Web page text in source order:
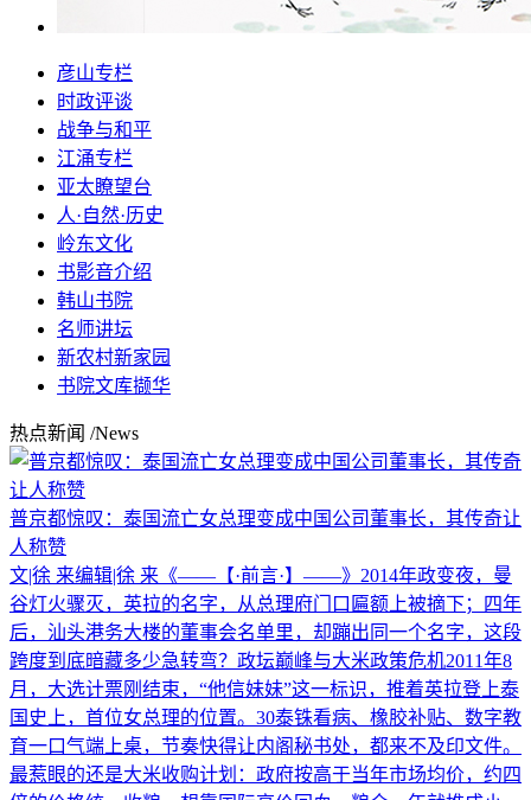
彦山专栏
时政评谈
战争与和平
江涌专栏
亚太瞭望台
人·自然·历史
岭东文化
书影音介绍
韩山书院
名师讲坛
新农村新家园
书院文库撷华
热点新闻 /News
普京都惊叹：泰国流亡女总理变成中国公司董事长，其传奇让
人称赞
文|徐 来编辑|徐 来《——【·前言·】——》2014年政变夜，曼
谷灯火骤灭，英拉的名字，从总理府门口匾额上被摘下；四年
后，汕头港务大楼的董事会名单里，却蹦出同一个名字，这段
跨度到底暗藏多少急转弯？政坛巅峰与大米政策危机2011年8
月，大选计票刚结束，“他信妹妹”这一标识，推着英拉登上泰
国史上，首位女总理的位置。30泰铢看病、橡胶补贴、数字教
育一口气端上桌，节奏快得让内阁秘书处，都来不及印文件。
最惹眼的还是大米收购计划：政府按高于当年市场均价，约四